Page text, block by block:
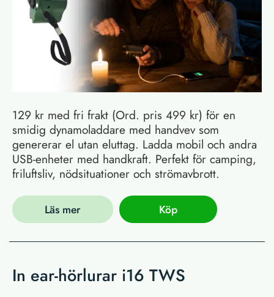
129 kr med fri frakt (Ord. pris 499 kr) för en
smidig dynamoladdare med handvev som
genererar el utan eluttag. Ladda mobil och andra
USB-enheter med handkraft. Perfekt för camping,
friluftsliv, nödsituationer och strömavbrott.
Läs mer Köp
In ear-hörlurar i16 TWS